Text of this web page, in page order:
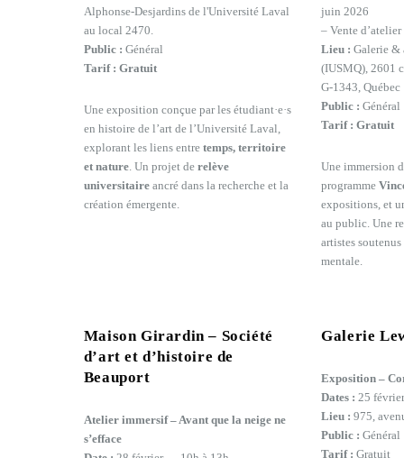
Alphonse-Desjardins de l'Université Laval
au local 2470.
Public : Général
Tarif : Gratuit
Une exposition conçue par les étudiant·e·s
en histoire de l’art de l’Université Laval,
explorant les liens entre temps, territoire
et nature. Un projet de relève
universitaireancré dans la recherche et la
création émergente.
juin 2026
– Vente
Lieu : Galerie &
(IUSMQ), 2601
G-1343, Québec
Public : Général
Tarif : Gratuit
Une immersion
programme
expositions, et
au public. Une
artistes
mentale.
Maison Girardin – Société
d’art et d’histoire de
Beauport
Atelier immersif – Avant que la neige ne
s’efface
Galerie
Exposition –
Dates : 25
Lieu : 975,
Public : Général
Tarif : Gratuit